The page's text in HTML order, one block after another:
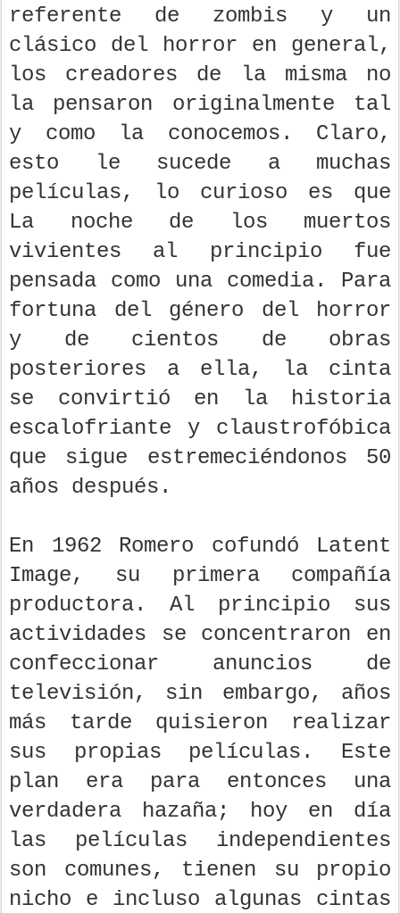
referente de zombis y un
clásico del horror en general,
los creadores de la misma no
la pensaron originalmente tal
y como la conocemos. Claro,
esto le sucede a muchas
películas, lo curioso es que
La noche de los muertos
vivientes al principio fue
pensada como una comedia. Para
fortuna del género del horror
y de cientos de obras
posteriores a ella, la cinta
se convirtió en la historia
escalofriante y claustrofóbica
que sigue estremeciéndonos 50
años después.
En 1962 Romero cofundó Latent
Image, su primera compañía
productora. Al principio sus
actividades se concentraron en
confeccionar anuncios de
televisión, sin embargo, años
más tarde quisieron realizar
sus propias películas. Este
plan era para entonces una
verdadera hazaña; hoy en día
las películas independientes
son comunes, tienen su propio
nicho e incluso algunas cintas